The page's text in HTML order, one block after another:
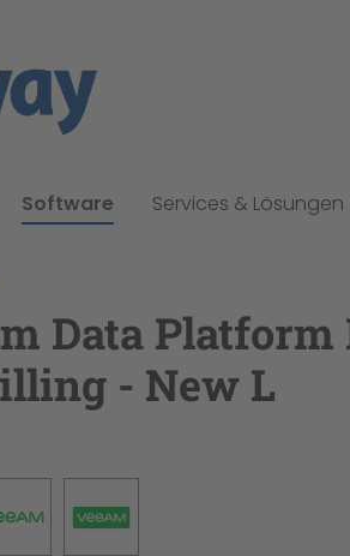
Software Services & Lösungen
Data
- New L